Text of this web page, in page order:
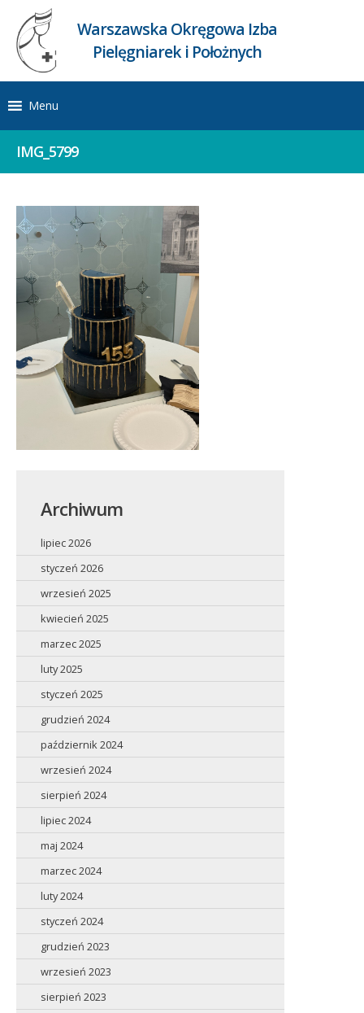
Warszawska Okręgowa Izba
Pielęgniarek i Położnych
Menu
IMG_5799
Archiwum
lipiec 2026
styczeń 2026
wrzesień 2025
kwiecień 2025
marzec 2025
luty 2025
styczeń 2025
grudzień 2024
październik 2024
wrzesień 2024
sierpień 2024
lipiec 2024
maj 2024
marzec 2024
luty 2024
styczeń 2024
grudzień 2023
wrzesień 2023
sierpień 2023